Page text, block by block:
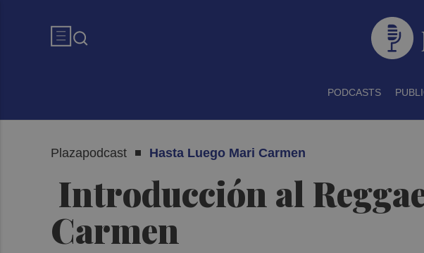
PODCASTS
Plazapodcast Hasta Luego Mari Carmen
Introducción al
Carmen